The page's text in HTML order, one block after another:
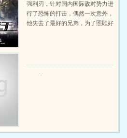
强利刃，针对国内国际敌对势力进
行了恐怖的打击，偶然一次意外，
他失去了最好的兄弟，为了照顾好
...